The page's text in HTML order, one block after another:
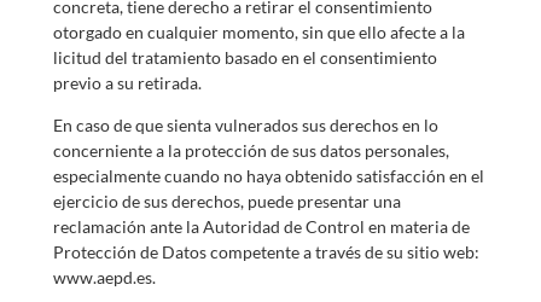
concreta, tiene derecho a retirar el consentimiento
otorgado en cualquier momento, sin que ello afecte a la
licitud del tratamiento basado en el consentimiento
previo a su retirada.
En caso de que sienta vulnerados sus derechos en lo
concerniente a la protección de sus datos personales,
especialmente cuando no haya obtenido satisfacción en el
ejercicio de sus derechos, puede presentar una
reclamación ante la Autoridad de Control en materia de
Protección de Datos competente a través de su sitio web:
www.aepd.es.